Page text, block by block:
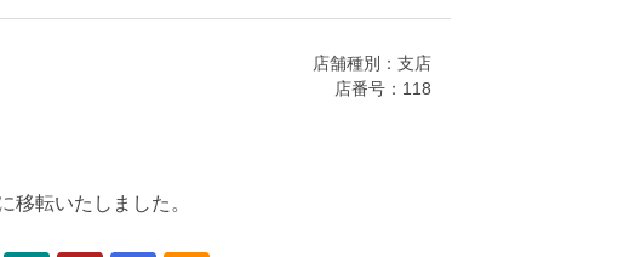
店舗種別：支店
店番号：118
転いたしました。